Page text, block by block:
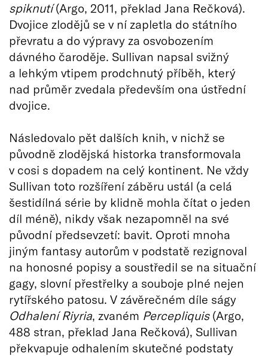
spiknutí(Argo, 2011, překlad Jana Rečková).
Dvojice zlodějů se v ní zapletla do státního
převratu a do výpravy za osvobozením
dávného čaroděje. Sullivan napsal svižný
a lehkým vtipem prodchnutý příběh, který
nad průměr zvedala především ona ústřední
dvojice.
Následovalo pět dalších knih, v nichž se
původně zlodějská historka transformovala
v cosi s dopadem na celý kontinent. Ne vždy
Sullivan toto rozšíření záběru ustál (a celá
šestidílná série by klidně mohla čítat o jeden
díl méně), nikdy však nezapomněl na své
původní předsevzetí: bavit. Oproti mnoha
jiným fantasy autorům v podstatě rezignoval
na honosné popisy a soustředil se na situační
gagy, slovní přestřelky a souboje plné nejen
rytířského patosu. V závěrečném díle ságy
Odhalení Riyria, zvaném Percepliquis(Argo,
488 stran, překlad Jana Rečková), Sullivan
překvapuje odhalením skutečné podstaty